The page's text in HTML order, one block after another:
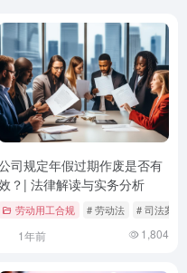
# 女性权益保障
司规定年假过期作废是否有
？| 法律解读与实务分析
劳动用工合规 # 劳动法 # 司法案例
1年前 1,804